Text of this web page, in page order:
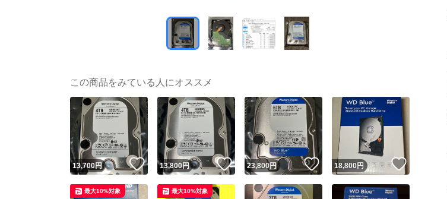
この商品をみている人にオススメ
13,700円 いいね！
13,800円 いいね！
23,800 円 いいね！
18,800円
最大10%対象 最大10%対象